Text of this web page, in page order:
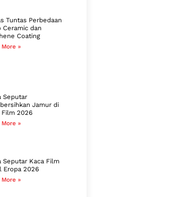
Tuntas Perbedaan
Ceramic dan
Coating
More »
Seputar
Jamur di
Film 2026
More »
Seputar Kaca Film
Eropa 2026
More »